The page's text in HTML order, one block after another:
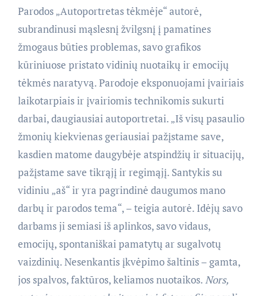
Parodos „Autoportretas tėkmėje“ autorė,
subrandinusi mąslesnį žvilgsnį į pamatines
žmogaus būties problemas, savo grafikos
kūriniuose pristato vidinių nuotaikų ir emocijų
tėkmės naratyvą. Parodoje eksponuojami įvairiais
laikotarpiais ir įvairiomis technikomis sukurti
darbai, daugiausiai autoportretai. „Iš visų pasaulio
žmonių kiekvienas geriausiai pažįstame save,
kasdien matome daugybėje atspindžių ir situacijų,
pažįstame save tikrąjį ir regimąjį. Santykis su
vidiniu „aš“ ir yra pagrindinė daugumos mano
darbų ir parodos tema“, – teigia autorė. Idėjų savo
darbams ji semiasi iš aplinkos, savo vidaus,
emocijų, spontaniškai pamatytų ar sugalvotų
vaizdinių. Nesenkantis įkvėpimo šaltinis – gamta,
jos spalvos, faktūros, keliamos nuotaikos.Nors,